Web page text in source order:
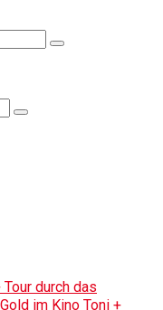
durch das
im Kino Toni +